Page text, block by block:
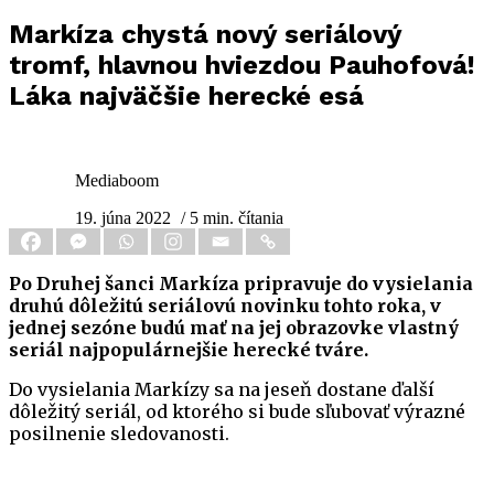
Markíza chystá nový seriálový
tromf, hlavnou hviezdou Pauhofová!
Láka najväčšie herecké esá
Mediaboom
19. júna 2022 / 5 min. čítania
Po Druhej šanci Markíza pripravuje do vysielania
druhú dôležitú seriálovú novinku tohto roka, v
jednej sezóne budú mať na jej obrazovke vlastný
seriál najpopulárnejšie herecké tváre.
Do vysielania Markízy sa na jeseň dostane ďalší
dôležitý seriál, od ktorého si bude sľubovať výrazné
posilnenie sledovanosti.